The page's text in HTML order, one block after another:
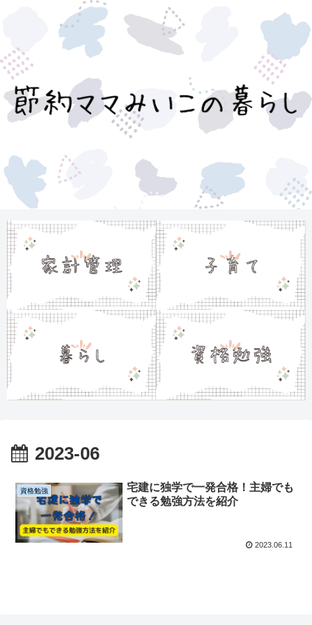
2023-06
資格勉強
宅建に独学で一発合格！主婦でも
できる勉強方法を紹介
2023.06.11